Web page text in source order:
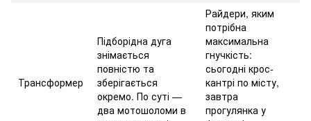
Трансформер
Підборідна дуга
знімається
повністю та
зберігається
окремо. По суті —
два мотошоломи в
Райдери, яким
потрібна
максимальна
гнучкість:
сьогодні крос-
кантрі по місту,
завтра
прогулянка у